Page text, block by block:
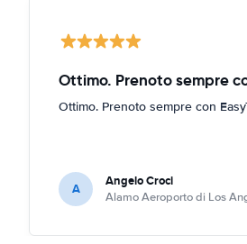
Ottimo. Prenoto sempre
Ottimo. Prenoto sempre con
A Angelo Croci
Alamo Aeroporto di Los